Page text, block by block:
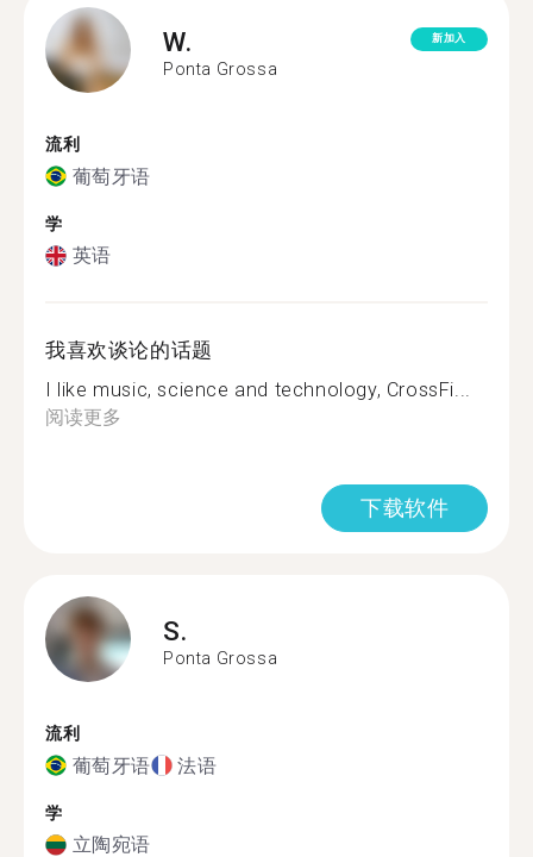
W.
Ponta Grossa
新加入
流利
葡萄牙语
学
英语
我喜欢谈论的话题
I like music, science and technology, CrossFi...
阅读更多
下载软件
S.
Ponta Grossa
流利
葡萄牙语 法语
学
立陶宛语